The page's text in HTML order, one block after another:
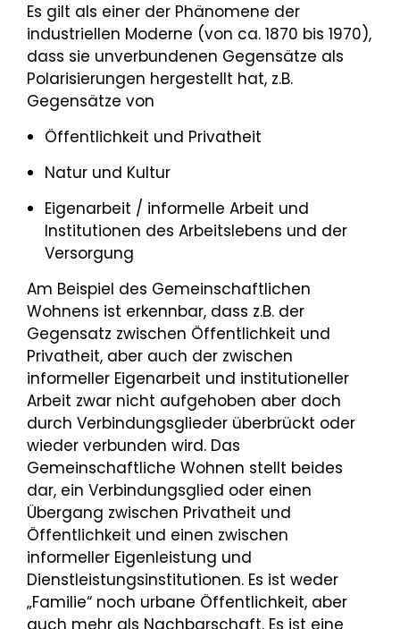
Es gilt als einer der Phänomene der
industriellen Moderne (von ca. 1870 bis 1970),
dass sie unverbundenen Gegensätze als
Polarisierungen hergestellt hat, z.B.
Gegensätze von
Öffentlichkeit und Privatheit
Natur und Kultur
Eigenarbeit / informelle Arbeit und
Institutionen des Arbeitslebens und der
Versorgung
Am Beispiel des Gemeinschaftlichen
Wohnens ist erkennbar, dass z.B. der
Gegensatz zwischen Öffentlichkeit und
Privatheit, aber auch der zwischen
informeller Eigenarbeit und institutioneller
Arbeit zwar nicht aufgehoben aber doch
durch Verbindungsglieder überbrückt oder
wieder verbunden wird. Das
Gemeinschaftliche Wohnen stellt beides
dar, ein Verbindungsglied oder einen
Übergang zwischen Privatheit und
Öffentlichkeit und einen zwischen
informeller Eigenleistung und
Dienstleistungsinstitutionen. Es ist weder
„Familie“ noch urbane Öffentlichkeit, aber
auch mehr als Nachbarschaft. Es ist eine